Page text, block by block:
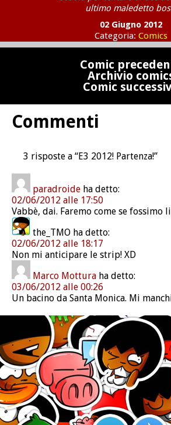
ultimo maledetto
02 Giugno 2012
Categoria: Comics
Comic
Archivio
Comic
Commenti
3 risposte a “E3 2012! Partenza!”
paradroide ha detto:
02/06/2012 alle 17:50
Vabbè, dai. Faremo come se fossimo
the_TMO ha detto:
02/06/2012 alle 18:17
Non mi anticipare le strip! XD
Marco Mottura ha detto:
03/06/2012 alle 00:26
Un bacino da Santa Monica. Mi